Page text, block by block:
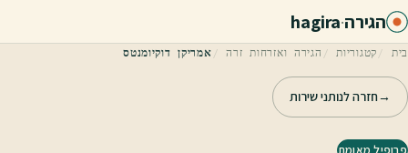
דלג לתוכן הראשי
הגירה·
hagira
בית קטגוריות הגירה ואזרחות זרה אמריקן דוקיומנטס
→חזרה לנותני שירות
פרופיל מאומת